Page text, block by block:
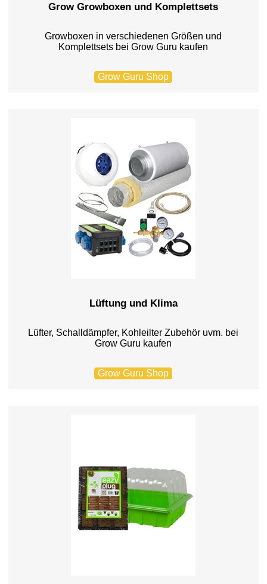
Grow Growboxen und Komplettsets
Growboxen in verschiedenen Größen und
Komplettsets bei Grow Guru kaufen
Grow Guru Shop
Lüftung und Klima
Lüfter, Schalldämpfer, Kohleilter Zubehör uvm. bei
Grow Guru kaufen
Grow Guru Shop